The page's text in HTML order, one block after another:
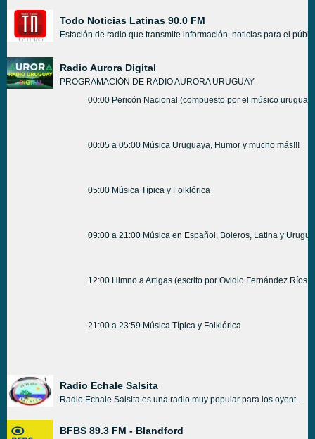
Todo Noticias Latinas 90.0 FM
Estación de radio que transmite información, noticias para el
Radio Aurora Digital
PROGRAMACIÓN DE RADIO AURORA URUGUAY
00:00 Pericón Nacional (compuesto por el músico
00:05 a 05:00 Música Uruguaya, Humor y mucho más!!!
05:00 Música Típica y Folklórica
09:00 a 21:00 Música en Español, Boleros, Latina y
12:00 Himno a Artigas (escrito por Ovidio Fernández Ríos,
21:00 a 23:59 Música Típica y Folklórica
Radio Echale Salsita
Radio Echale Salsita es una radio muy popular para los oyentes de música salsa. Además de reproducir música de salsa de primera clase, la radio también reproduce otros tipos de programas musicales. Estos programas están hechos con música que coincide con el tipo y la pasión de la salsa.
BFBS 89.3 FM - Blandford